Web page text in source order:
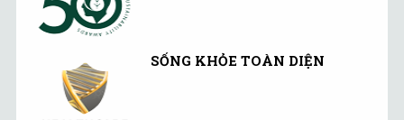
SỐNG KHỎE TOÀN DIỆN